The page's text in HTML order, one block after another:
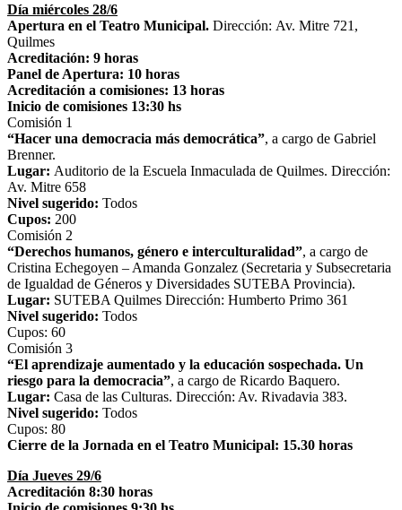
Día miércoles 28/6
Apertura en el Teatro Municipal. Dirección: Av. Mitre 721,
Quilmes
Acreditación: 9 horas
Panel de Apertura: 10 horas
Acreditación a comisiones: 13 horas
Inicio de comisiones 13:30 hs
Comisión 1
“Hacer una democracia más democrática”, a cargo de Gabriel
Brenner.
Lugar: Auditorio de la Escuela Inmaculada de Quilmes. Dirección:
Av. Mitre 658
Nivel sugerido: Todos
Cupos: 200
Comisión 2
“Derechos humanos, género e interculturalidad”, a cargo de
Cristina Echegoyen – Amanda Gonzalez (Secretaria y Subsecretaria
de Igualdad de Géneros y Diversidades SUTEBA Provincia).
Lugar: SUTEBA Quilmes Dirección: Humberto Primo 361
Nivel sugerido: Todos
Cupos: 60
Comisión 3
“El aprendizaje aumentado y la educación sospechada. Un
riesgo para la democracia”, a cargo de Ricardo Baquero.
Lugar: Casa de las Culturas. Dirección: Av. Rivadavia 383.
Nivel sugerido: Todos
Cupos: 80
Cierre de la Jornada en el Teatro Municipal: 15.30 horas
Día Jueves 29/6
Acreditación 8:30 horas